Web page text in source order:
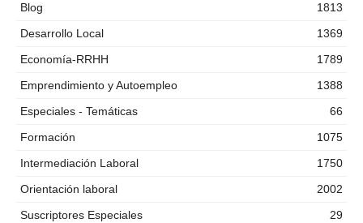
Blog
1813
Desarrollo Local
1369
Economía-RRHH
1789
Emprendimiento y Autoempleo
1388
Especiales - Temáticas
66
Formación
1075
Intermediación Laboral
1750
Orientación laboral
2002
Suscriptores Especiales
29